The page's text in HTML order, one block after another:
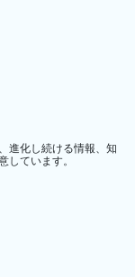
進化し続ける情報、知
しています。